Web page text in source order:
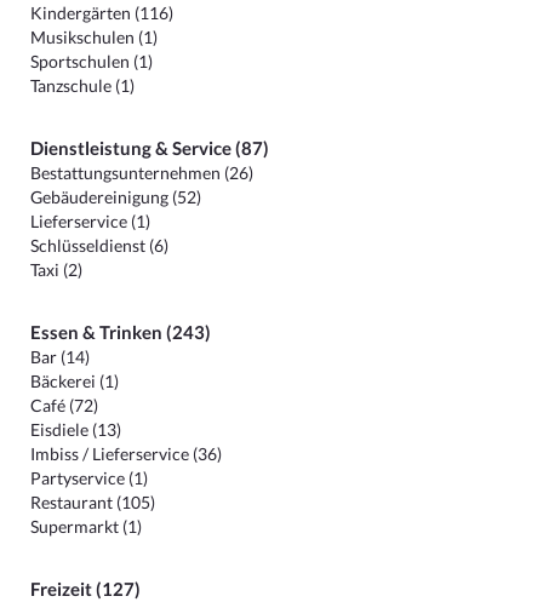
Kindergärten (116)
Musikschulen (1)
Sportschulen (1)
Tanzschule (1)
Dienstleistung & Service (87)
Bestattungsunternehmen (26)
Gebäudereinigung (52)
Lieferservice (1)
Schlüsseldienst (6)
Taxi (2)
Essen & Trinken (243)
Bar (14)
Bäckerei (1)
Café (72)
Eisdiele (13)
Imbiss / Lieferservice (36)
Partyservice (1)
Restaurant (105)
Supermarkt (1)
Freizeit (127)